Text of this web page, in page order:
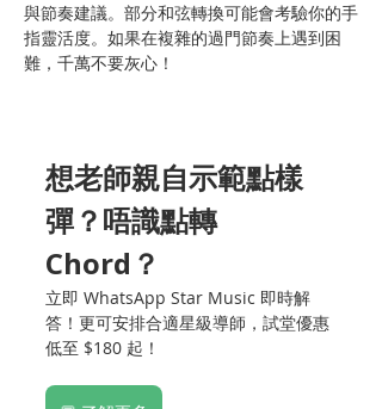
與節奏建議。部分和弦轉換可能會考驗你的手
指靈活度。如果在複雜的過門節奏上遇到困
難，千萬不要灰心！
想老師親自示範點樣
彈？唔識點轉
Chord？
立即 WhatsApp Star Music 即時解
答！更可安排合適星級導師，試堂優惠
低至 $180 起！